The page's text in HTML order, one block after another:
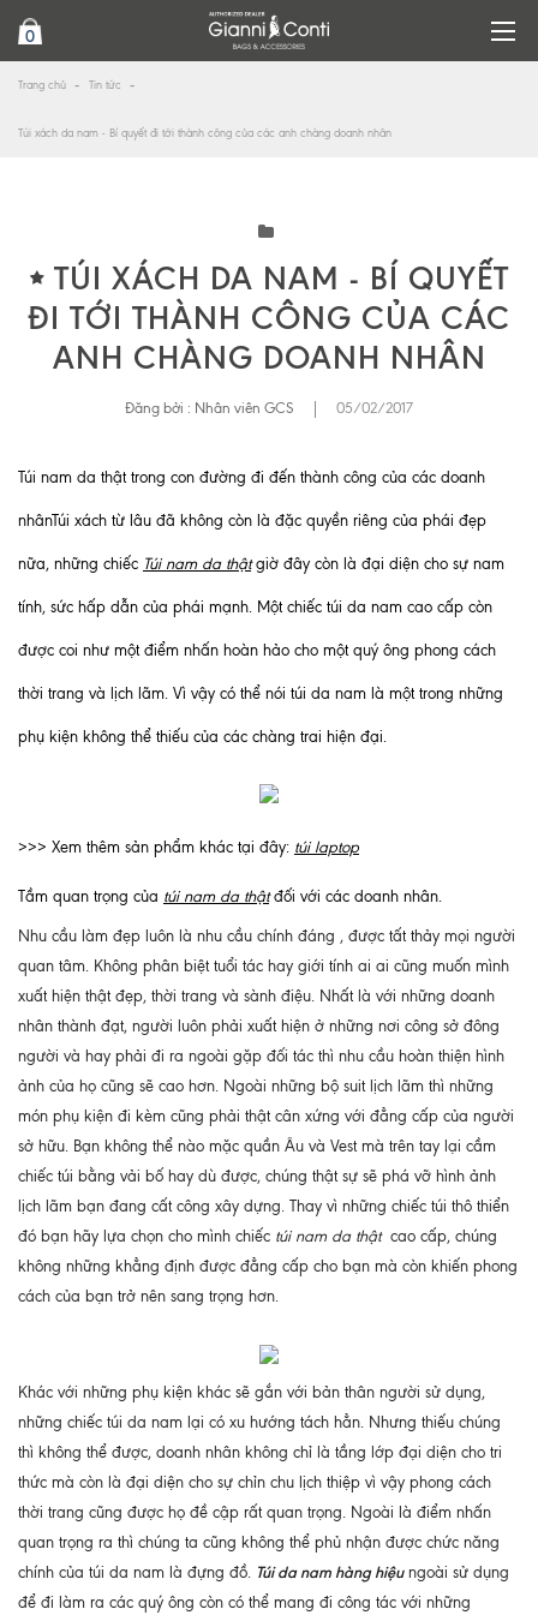
0
Trang chủ Tin tức
Túi xách da nam - Bí quyết đi tới thành công của các anh chàng doanh nhân
TÚI XÁCH DA NAM - BÍ QUYẾT
ĐI TỚI THÀNH CÔNG CỦA CÁC
ANH CHÀNG DOANH NHÂN
Đăng bởi : Nhân viên GCS 05/02/2017
Túi nam da thật trong con đường đi đến thành công của các doanh
nhânTúi xách từ lâu đã không còn là đặc quyền riêng của phái đẹp
nữa, những chiếc Túi nam da thậtgiờ đây còn là đại diện cho sự nam
tính, sức hấp dẫn của phái mạnh. Một chiếc túi da nam cao cấp còn
được coi như một điểm nhấn hoàn hảo cho một quý ông phong cách
thời trang và lịch lãm. Vì vậy có thể nói túi da nam là một trong những
phụ kiện không thể thiếu của các chàng trai hiện đại.
>>> Xem thêm sản phẩm khác tại đây: túi laptop
Tầm quan trọng của túi nam da thậtđối với các doanh nhân.
Nhu cầu làm đẹp luôn là nhu cầu chính đáng , được tất thảy mọi người
quan tâm. Không phân biệt tuổi tác hay giới tính ai ai cũng muốn mình
xuất hiện thật đẹp, thời trang và sành điệu. Nhất là với những doanh
nhân thành đạt, người luôn phải xuất hiện ở những nơi công sở đông
người và hay phải đi ra ngoài gặp đối tác thì nhu cầu hoàn thiện hình
ảnh của họ cũng sẽ cao hơn. Ngoài những bộ suit lịch lãm thì những
món phụ kiện đi kèm cũng phải thật cân xứng với đẳng cấp của người
sở hữu. Bạn không thể nào mặc quần Âu và Vest mà trên tay lại cầm
chiếc túi bằng vải bố hay dù được, chúng thật sự sẽ phá vỡ hình ảnh
lịch lãm bạn đang cất công xây dựng. Thay vì những chiếc túi thô thiển
đó bạn hãy lựa chọn cho mình chiếc túi namda thậtcao cấp, chúng
không những khẳng định được đẳng cấp cho bạn mà còn khiến phong
cách của bạn trở nên sang trọng hơn.
Khác với những phụ kiện khác sẽ gắn với bản thân người sử dụng,
những chiếc túi da nam lại có xu hướng tách hẳn. Nhưng thiếu chúng
thì không thể được, doanh nhân không chỉ là tầng lớp đại diện cho tri
thức mà còn là đại diện cho sự chỉn chu lịch thiệp vì vậy phong cách
thời trang cũng được họ đề cập rất quan trọng. Ngoài là điểm nhấn
quan trọng ra thì chúng ta cũng không thể phủ nhận được chức năng
chính của túi da nam là đựng đồ. Túi da nam hàng hiệungoài sử dụng
để đi làm ra các quý ông còn có thể mang đi công tác với những